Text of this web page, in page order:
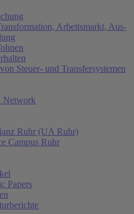
Arbeitsmarkt, Aus-
Steuer- und Transfersystemen
Network
Ruhr (UA Ruhr)
Campus Ruhr
Papers